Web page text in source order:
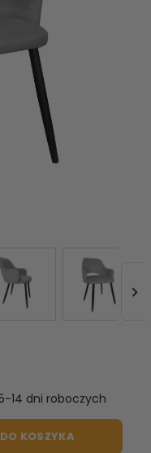

14 dni roboczych
KOSZYKA